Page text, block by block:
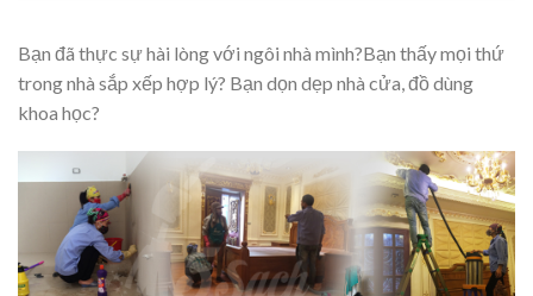
Bạn đã thực sự hài lòng với ngôi nhà mình?Bạn thấy mọi thứ
trong nhà sắp xếp hợp lý? Bạn dọn dẹp nhà cửa, đồ dùng
khoa học?